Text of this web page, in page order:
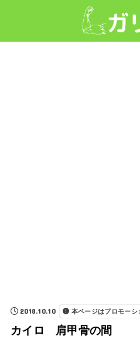
2018.10.10 本ページはプロモー
カイロ 肩甲骨の間